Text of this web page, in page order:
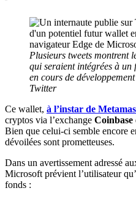
Plusieurs tweets montrent
qui seraient intégrées à
en cours de
Twitter
Ce wallet, à l’instar de
cryptos via l’exchange Coinbase
Bien que celui-ci semble encore
dévoilées sont prometteuses.
Dans un avertissement adressé
Microsoft prévient l’utilisateur
fonds :